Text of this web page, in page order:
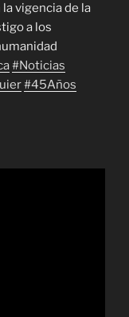
vigencia de la
a los
#Noticias
#45Años